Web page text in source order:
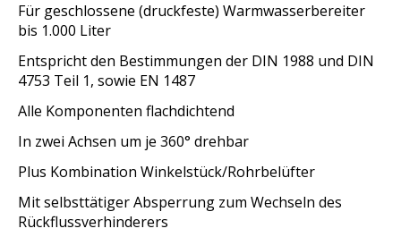
Für geschlossene (druckfeste) Warmwasserbereiter
bis 1.000 Liter
Entspricht den Bestimmungen der DIN 1988 und DIN
4753 Teil 1, sowie EN 1487
Alle Komponenten flachdichtend
In zwei Achsen um je 360° drehbar
Plus Kombination Winkelstück/Rohrbelüfter
Mit selbsttätiger Absperrung zum Wechseln des
Rückflussverhinderers